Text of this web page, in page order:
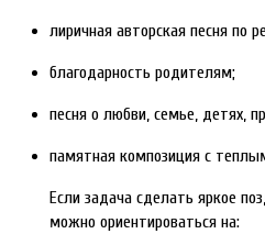
лиричная авторская песня по
благодарность родителям;
песня о любви, семье, детях,
памятная композиция с
Если задача сделать яркое
можно ориентироваться на: